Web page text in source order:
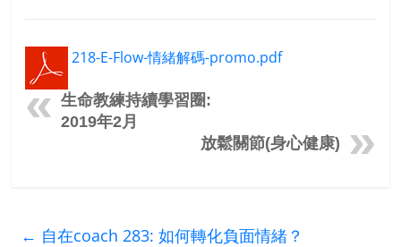
218-E-Flow-情緒解碼-promo.pdf
生命教練持續學習圈:
2019年2月
放鬆關節(身心健康)
← 自在coach 283: 如何轉化負面情緒？